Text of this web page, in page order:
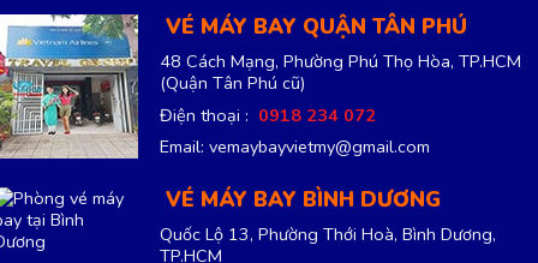
VÉ MÁY BAY QUẬN TÂN PHÚ
48 Cách Mạng, Phường Phú Thọ Hòa, TP.HCM
(Quận Tân Phú cũ)
Điện thoại : 0918 234 072
Email: vemaybayvietmy@gmail.com
VÉ MÁY BAY BÌNH DƯƠNG
Quốc Lộ 13, Phường Thới Hoà, Bình Dương,
TP.HCM